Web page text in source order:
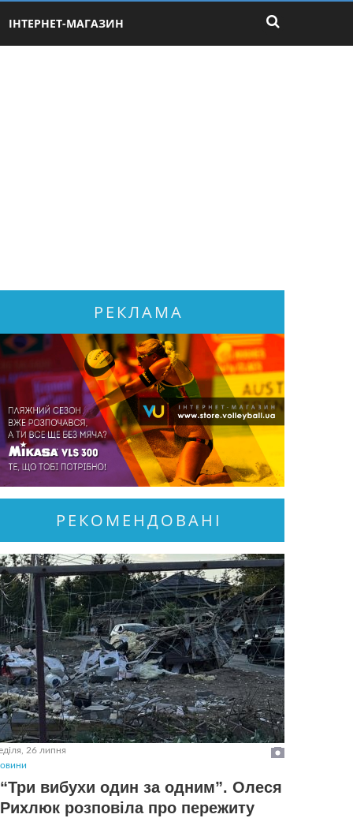
ІНТЕРНЕТ-МАГАЗИН
РЕКЛАМА
РЕКОМЕНДОВАНІ
26 липня
“Три вибухи один за одним”. Олеся
Рихлюк розповіла про пережиту